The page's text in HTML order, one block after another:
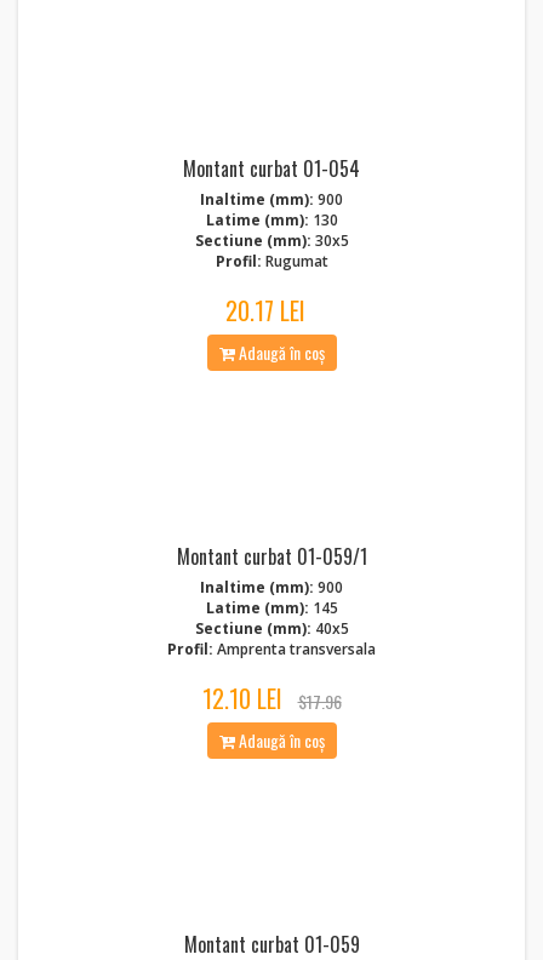
Montant curbat 01-054
Inaltime (mm): 900
Latime (mm): 130
Sectiune (mm): 30x5
Profil: Rugumat
20.17 LEI
Adaugă în coș
Montant curbat 01-059/1
Inaltime (mm): 900
Latime (mm): 145
Sectiune (mm): 40x5
Profil: Amprenta transversala
12.10 LEI
$17.96
Adaugă în coș
Montant curbat 01-059